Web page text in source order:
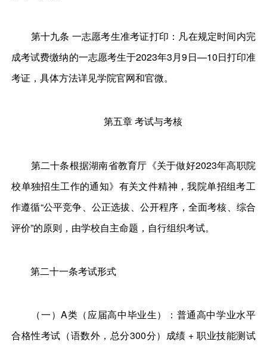
第十九条 一志愿考生准考证打印：凡在规定时间内完
成考试费缴纳的一志愿考生于2023年3月9日—10日打印准
考证，具体方法详见学院官网和官微。
第五章 考试与考核
第二十条根据湖南省教育厅《关于做好2023年高职院
校单独招生工作的通知》有关文件精神，我院单招组考工
作遵循“公平竞争、公正选拔、公开程序，全面考核、综合
评价”的原则，由学校自主命题，自行组织考试。
第二十一条考试形式
（一）A类（应届高中毕业生）：普通高中学业水平
合格性考试（语数外，总分300分）成绩 + 职业技能测试